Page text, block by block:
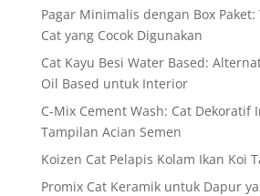
Pagar Minimalis dengan Box
Cat yang Cocok Digunakan
Cat Kayu Besi Water Based:
Oil Based untuk Interior
C-Mix Cement Wash: Cat
Tampilan Acian Semen
Koizen Cat Pelapis Kolam Ikan Koi
Promix Cat Keramik untuk Dapur